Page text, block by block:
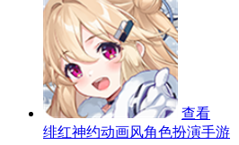
查看
绯红神约动画风角色扮演手游